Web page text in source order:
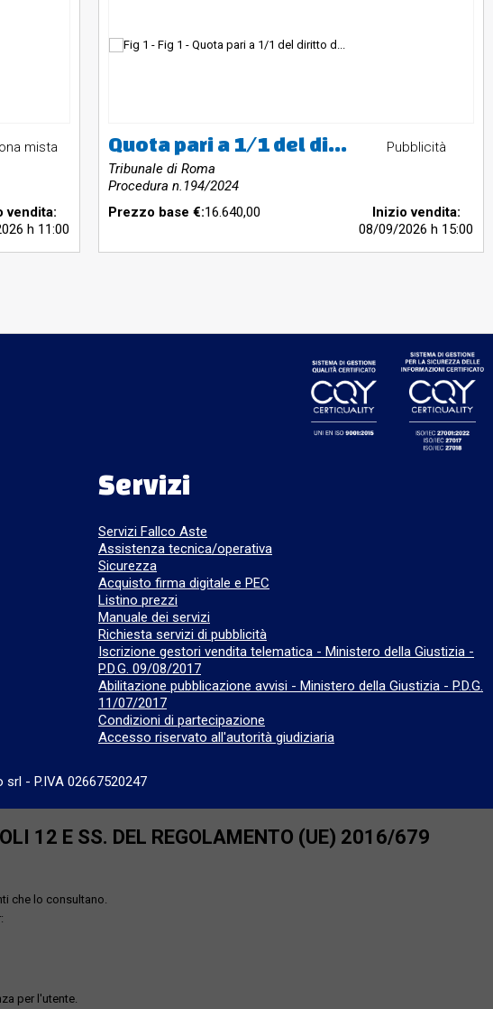
mista
vendita:
h 11:00
Quota pari a 1/1 del diritto di proprietà box auto n. 2 di mq. 25 commerciali ubicato al piano S1. sito in Roma – Via Gianluigi Bonelli n. 545.
Tribunale di Roma
Procedura n.194/2024
Pubblicità
Prezzo base €:16.640,00
Inizio vendita:
08/09/2026h 15:00
Servizi
Servizi Fallco Aste
Assistenza tecnica/operativa
Sicurezza
Acquisto firma digitale e PEC
Listino prezzi
Manuale dei servizi
Richiesta servizi di pubblicità
Iscrizione gestori vendita telematica - Ministero della Giustizia -
P.D.G. 09/08/2017
Abilitazione pubblicazione avvisi - Ministero della Giustizia - P.D.G.
11/07/2017
Condizioni di partecipazione
Accesso riservato all'autorità giudiziaria
srl - P.IVA 02667520247
12 E SS. DEL REGOLAMENTO (UE) 2016/679
che lo consultano.
per l'utente.